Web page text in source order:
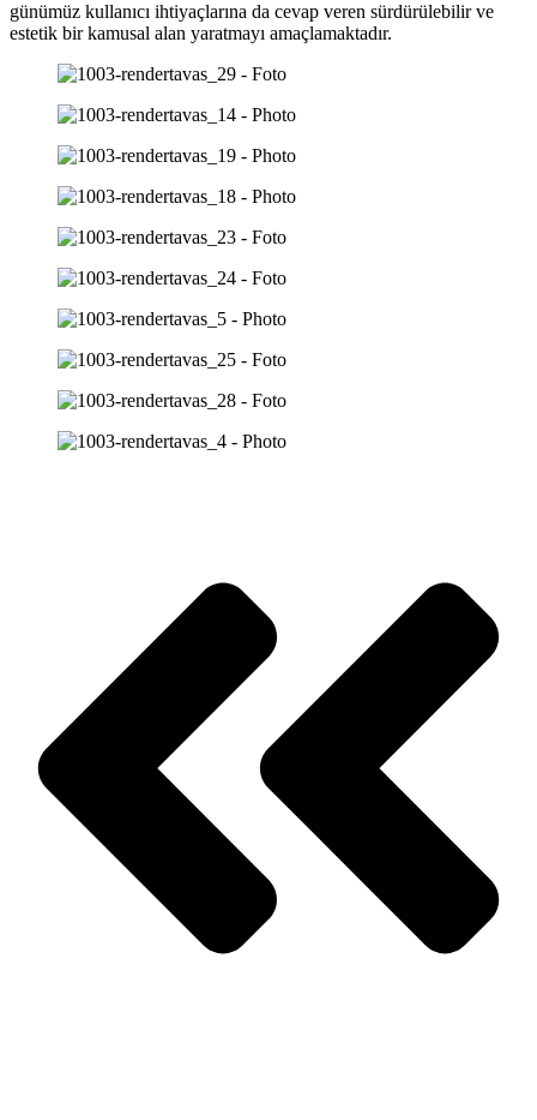
günümüz kullanıcı ihtiyaçlarına da cevap veren sürdürülebilir ve
estetik bir kamusal alan yaratmayı amaçlamaktadır.